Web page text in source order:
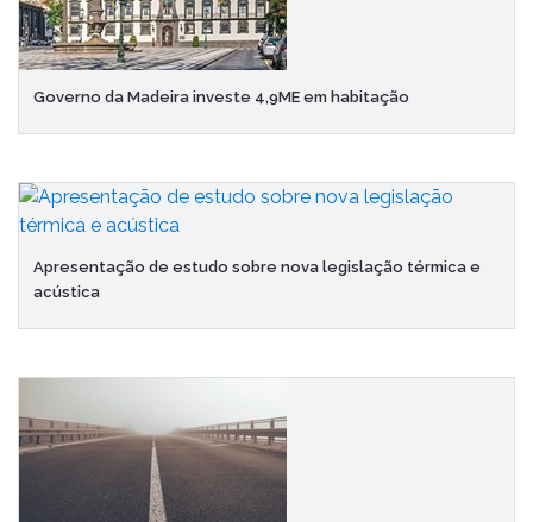
Governo da Madeira investe 4,9ME em habitação
Apresentação de estudo sobre nova legislação térmica e
acústica